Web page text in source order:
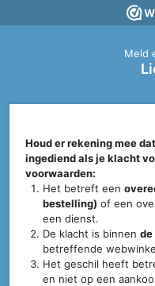
Meld
Houd er rekening mee
ingediend als je klacht
voorwaarden:
Het betreft een
bestelling) of een
een dienst.
De klacht is binnende
betreffende
Het geschil heeft
en niet op een